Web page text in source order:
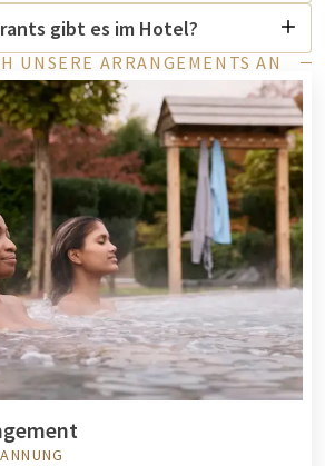
gibt es im Hotel?
UNSERE ARRANGEMENTS AN